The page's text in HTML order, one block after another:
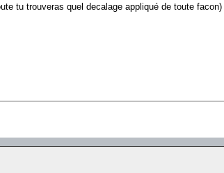
tu trouveras quel decalage appliqué de toute facon)